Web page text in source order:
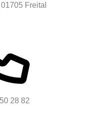
Freital
28 82